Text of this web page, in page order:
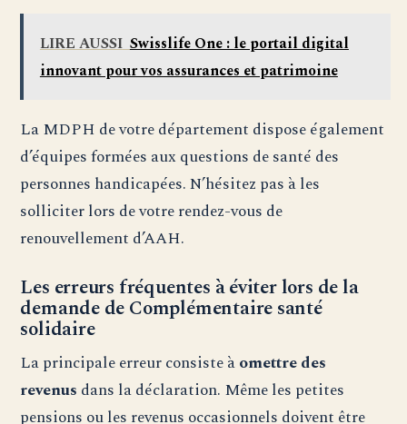
LIRE AUSSI Swisslife One : le portail digital
innovant pour vos assurances et patrimoine
La MDPH de votre département dispose également
d’équipes formées aux questions de santé des
personnes handicapées. N’hésitez pas à les
solliciter lors de votre rendez-vous de
renouvellement d’AAH.
Les erreurs fréquentes à éviter lors de la
demande de Complémentaire santé
solidaire
La principale erreur consiste àomettre des
revenus dans la déclaration. Même les petites
pensions ou les revenus occasionnels doivent être